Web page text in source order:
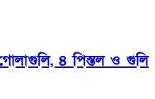
গোলাগুলি, ৪ পিস্তল ও গুলি